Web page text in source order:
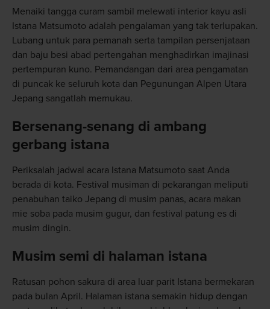
Menaiki tangga curam sambil melewati interior kayu asli
Istana Matsumoto adalah pengalaman yang tak terlupakan.
Lubang untuk para pemanah serta tampilan persenjataan
dan baju besi abad pertengahan menghadirkan imajinasi
pertempuran kuno. Pemandangan dari area pengamatan
di puncak ke seluruh kota dan Pegunungan Alpen Utara
Jepang sangatlah memukau.
Bersenang-senang di ambang
gerbang istana
Periksalah jadwal acara Istana Matsumoto saat Anda
berada di kota. Festival musiman di pekarangan meliputi
penabuhan taiko Jepang di musim panas, acara makan
mie soba pada musim gugur, dan festival patung es di
musim dingin.
Musim semi di halaman istana
Ratusan pohon sakura di area luar parit Istana bermekaran
pada bulan April. Halaman istana semakin hidup dengan